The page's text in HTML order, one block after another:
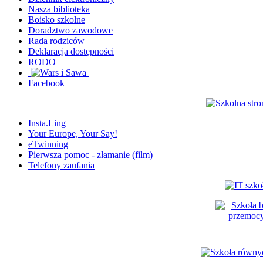
Nasza biblioteka
Boisko szkolne
Doradztwo zawodowe
Rada rodziców
Deklaracja dostępności
RODO
Facebook
Insta.Ling
Your Europe, Your Say!
eTwinning
Pierwsza pomoc - złamanie (film)
Telefony zaufania